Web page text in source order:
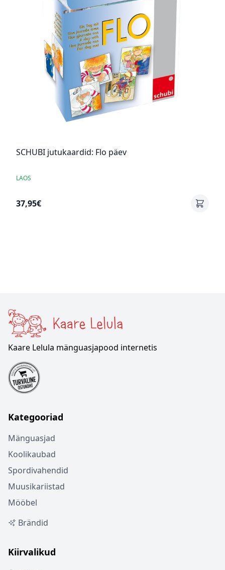
SCHUBI jutukaardid: Flo päev
LAOS
37,95€
Kaare Lelula mänguasjapood internetis
Kategooriad
Mänguasjad
Koolikaubad
Spordivahendid
Muusikariistad
Mööbel
Brändid
Kiirvalikud